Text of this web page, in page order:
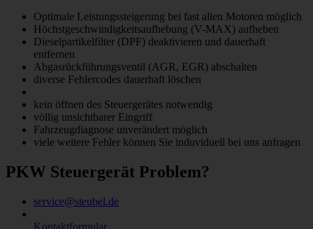
Optimale Leistungssteigerung bei fast allen Motoren möglich
Höchstgeschwindigkeitsaufhebung (V-MAX) aufheben
Dieselpartikelfilter (DPF) deaktivieren und dauerhaft
entfernen
Abgasrückführungsventil (AGR, EGR) abschalten
diverse Fehlercodes dauerhaft löschen
kein öffnen des Steuergerätes notwendig
völlig unsichtbarer Eingriff
Fahrzeugdiagnose unverändert möglich
viele weitere Fehler können Sie induviduell bei uns anfragen
PKW Steuergerät Problem?
service@steubel.de
Kontaktformular